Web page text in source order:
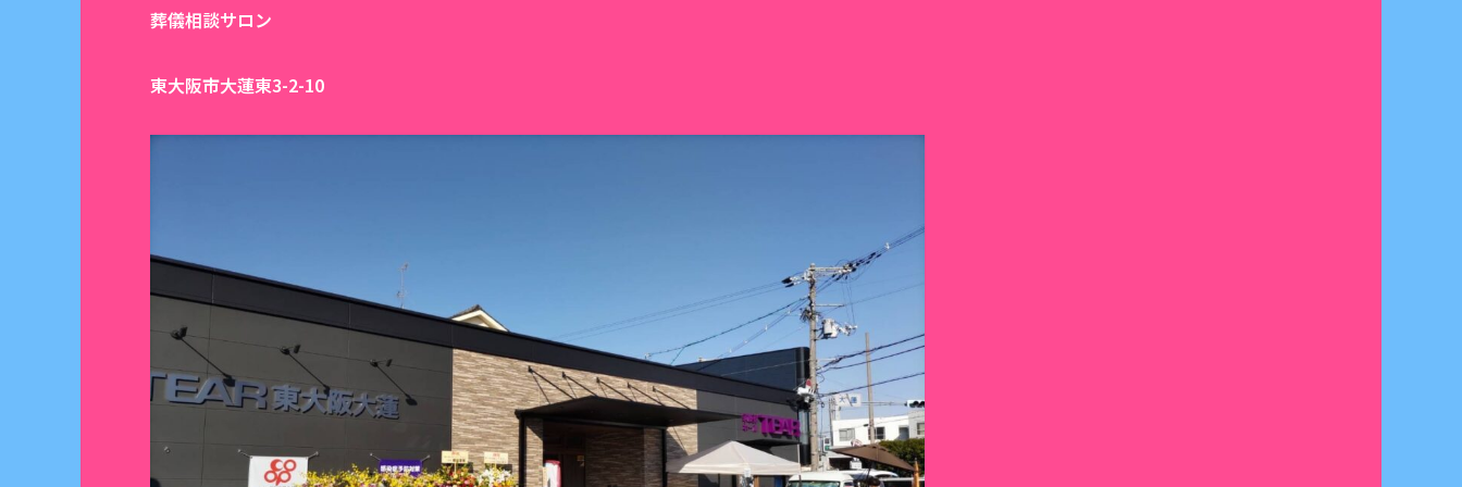
葬儀相談サロン
東大阪市大蓮東3-2-10